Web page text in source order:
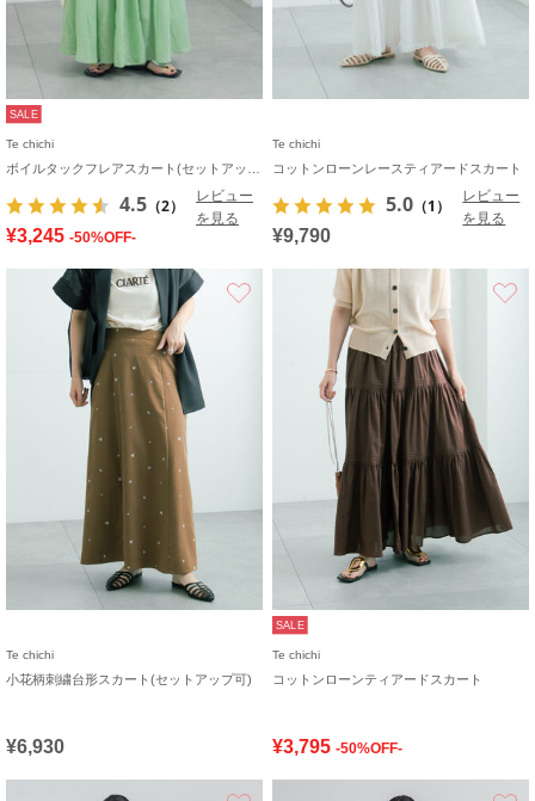
SALE
Te chichi
4.5 （2）
レビュー
を見る
¥3,245 -50%OFF-
Te chichi
コットンローンレースティアードスカート
5.0 （1）
レビュー
を見る
¥9,790
Te chichi
小花柄刺繍台形スカート(セットアップ可)
¥6,930
SALE
Te chichi
コットンローンティアードスカート
¥3,795 -50%OFF-